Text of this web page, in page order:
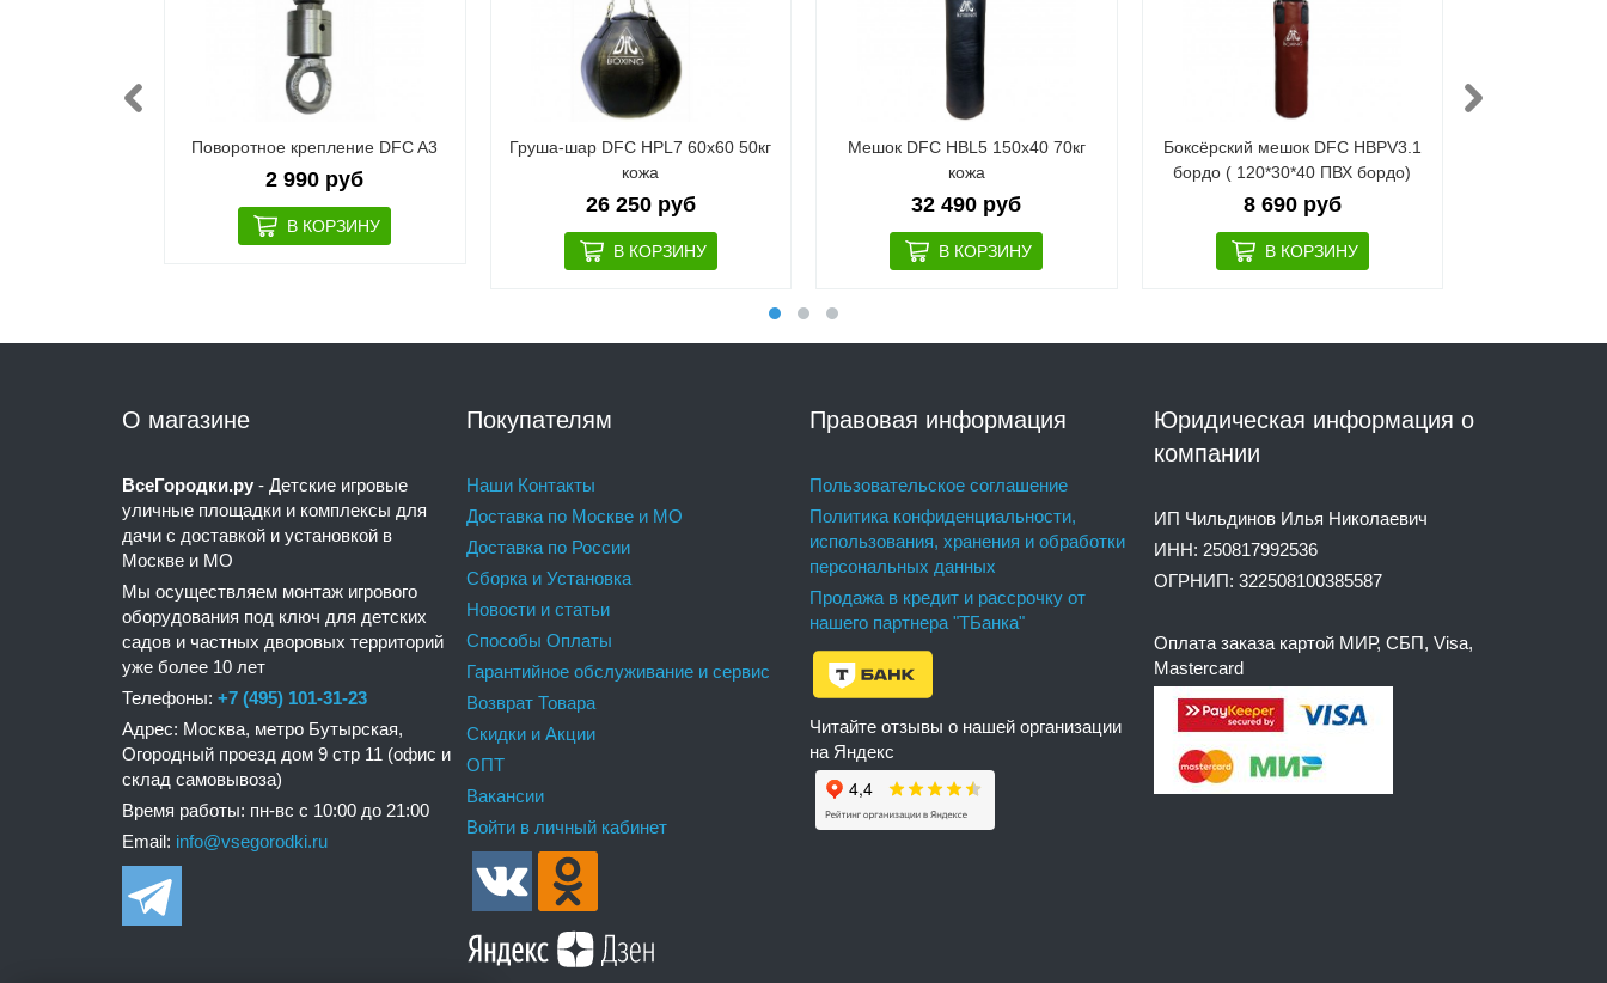
Поворотное крепление DFC A3
2 990 руб
Груша-шар DFC HPL7 60х60 50кг
кожа
26 250 руб
Мешок DFC HBL5 150х40 70кг
кожа
32 490 руб
Боксёрский мешок DFC HBPV3.1
бордо ( 120*30*40 ПВХ бордо)
8 690 руб
О магазине
ВсеГородки.ру - Детские игровые
уличные площадки и комплексы для
дачи с доставкой и установкой в
Москве и МО
Мы осуществляем монтаж игрового
оборудования под ключ для детских
садов и частных дворовых территорий
уже более 10 лет
Телефоны: +7 (495) 101-31-23
Адрес: Москва, метро Бутырская,
Огородный проезд дом 9 стр 11 (офис и
склад самовывоза)
Время работы: пн-вс с 10:00 до 21:00
Email: info@vsegorodki.ru
Покупателям
Наши Контакты
Доставка по Москве и МО
Доставка по России
Сборка и Установка
Новости и статьи
Способы Оплаты
Гарантийное обслуживание и сервис
Возврат Товара
Скидки и Акции
ОПТ
Вакансии
Войти в личный кабинет
Правовая информация
Пользовательское соглашение
Политика конфиденциальности,
использования, хранения и обработки
персональных данных
Продажа в кредит и рассрочку от
нашего партнера "ТБанка"
Читайте отзывы о нашей организации
на Яндекс
Юридическая информация о
компании
ИП Чильдинов Илья Николаевич
ИНН: 250817992536
ОГРНИП: 322508100385587
Оплата заказа картой МИР, СБП, Visa,
Mastercard